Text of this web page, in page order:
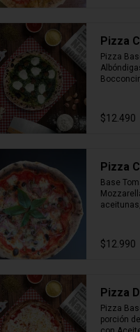
Pizza
Pizza
$12.490
Pizza
Base
$12.990
Pizza
Pizza
porción